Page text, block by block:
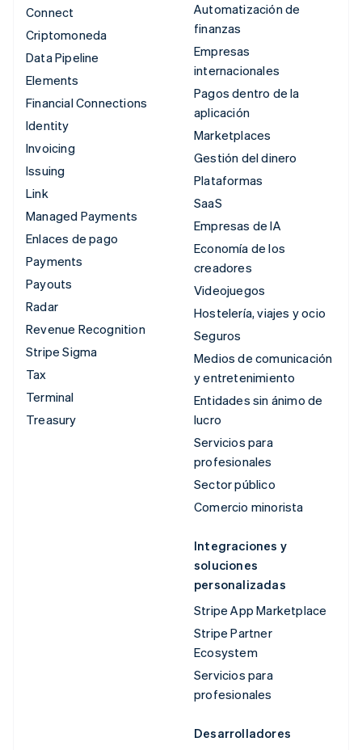
Connect
Criptomoneda
Data Pipeline
Elements
Financial Connections
Identity
Invoicing
Issuing
Link
Managed Payments
Enlaces de pago
Payments
Payouts
Radar
Revenue Recognition
Stripe Sigma
Tax
Terminal
Treasury
Automatización de
finanzas
Empresas
internacionales
Pagos dentro de la
aplicación
Marketplaces
Gestión del dinero
Plataformas
SaaS
Empresas de IA
Economía de los
creadores
Videojuegos
Hostelería, viajes y ocio
Seguros
Medios de comunicación
y entretenimiento
Entidades sin ánimo de
lucro
Servicios para
profesionales
Sector público
Comercio minorista
Integraciones y
soluciones
personalizadas
Stripe App Marketplace
Stripe Partner
Ecosystem
Servicios para
profesionales
Desarrolladores